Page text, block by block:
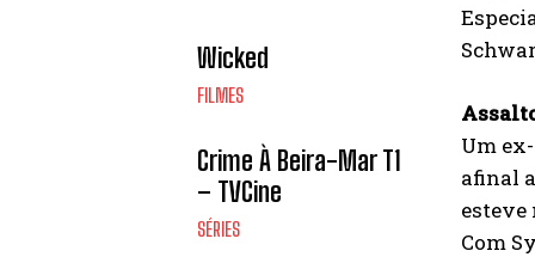
Wicked
FILMES
Crime À Beira-Mar T1
– TVCine
SÉRIES
Um
afinal
esteve
Com